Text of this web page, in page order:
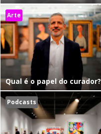
Arte
Qual é o papel do curador?
Podcasts